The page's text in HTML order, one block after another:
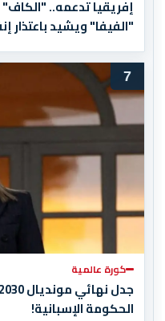
إفريقيا تدعمه.. "الكاف"
"الفيفا" ويشيد باعتذار
7
كورة عالمية
الحكومة الإسبانية!